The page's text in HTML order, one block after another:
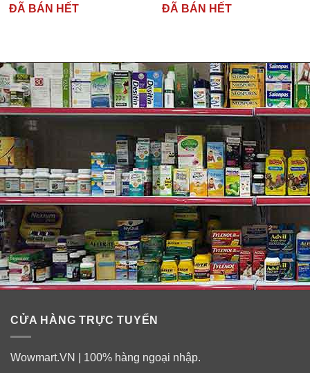
ĐÃ BÁN HẾT ĐÃ BÁN HẾT
CỬA HÀNG TRỰC TUYẾN
Wowmart.VN | 100% hàng ngoại nhập.